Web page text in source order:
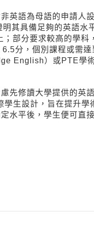
英語為母語的申請人
其具備足夠的英語水
部分要求較高的學
分，個別課程或需
English）或PTE學
先修讀大學提供的英
生設計，旨在提升學
水平後，學生便可直